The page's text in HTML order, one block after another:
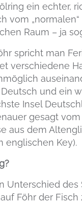
ein echter,
vom
Raum – ja
spricht man
verschiedene
und ein
Insel
gesagt
aus dem
englischen Key).
Unterschied
Föhr der Fisch